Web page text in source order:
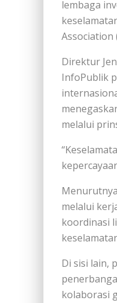
lembaga
Association
Direktur
InfoPublik
melalui
melalui
koordinasi
Di sisi lain,
kolaborasi